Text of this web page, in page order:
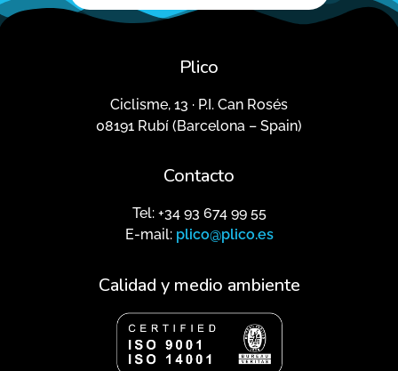
Plico
Ciclisme, 13 · P.I. Can Rosés
08191 Rubí (Barcelona – Spain)
Contacto
Tel: +34 93 674 99 55
E-mail: plico@plico.es
Calidad y medio ambiente